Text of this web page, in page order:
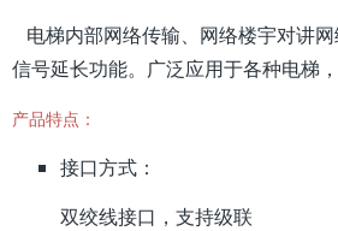
电梯内部网络传输、网络楼宇对讲
信号延长功能。广泛应用于各种电梯
产品特点：
接口方式：
双绞线接口，支持级联